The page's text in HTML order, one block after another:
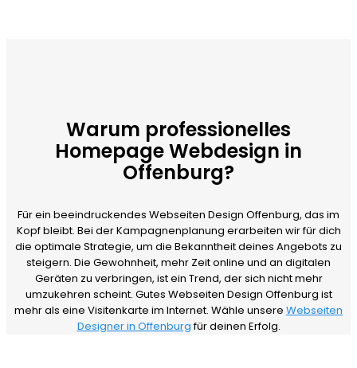
Warum professionelles
Homepage Webdesign in
Offenburg?
Für ein beeindruckendes Webseiten Design Offenburg, das im
Kopf bleibt. Bei der Kampagnenplanung erarbeiten wir für dich
die optimale Strategie, um die Bekanntheit deines Angebots zu
steigern. Die Gewohnheit, mehr Zeit online und an digitalen
Geräten zu verbringen, ist ein Trend, der sich nicht mehr
umzukehren scheint. Gutes Webseiten Design Offenburg ist
mehr als eine Visitenkarte im Internet. Wähle unsere Webseiten
Designer in Offenburgfür deinen Erfolg.